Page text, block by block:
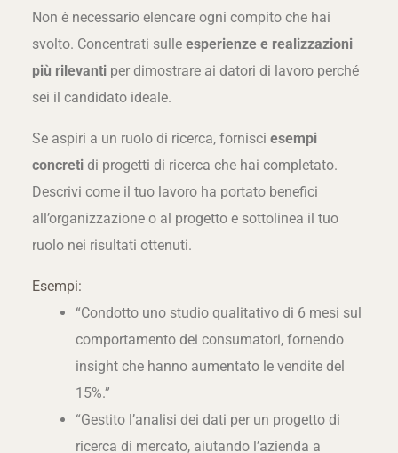
Non è necessario elencare ogni compito che hai
svolto. Concentrati sulle esperienze e realizzazioni
più rilevantiper dimostrare ai datori di lavoro perché
sei il candidato ideale.
Se aspiri a un ruolo di ricerca, fornisci esempi
concretidi progetti di ricerca che hai completato.
Descrivi come il tuo lavoro ha portato benefici
all’organizzazione o al progetto e sottolinea il tuo
ruolo nei risultati ottenuti.
Esempi:
“Condotto uno studio qualitativo di 6 mesi sul
comportamento dei consumatori, fornendo
insight che hanno aumentato le vendite del
15%.”
“Gestito l’analisi dei dati per un progetto di
ricerca di mercato, aiutando l’azienda a